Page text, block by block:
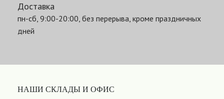
Доставка
пн-сб, 9:00-20:00, без перерыва, кроме праздничных
дней
НАШИ СКЛАДЫ И ОФИС